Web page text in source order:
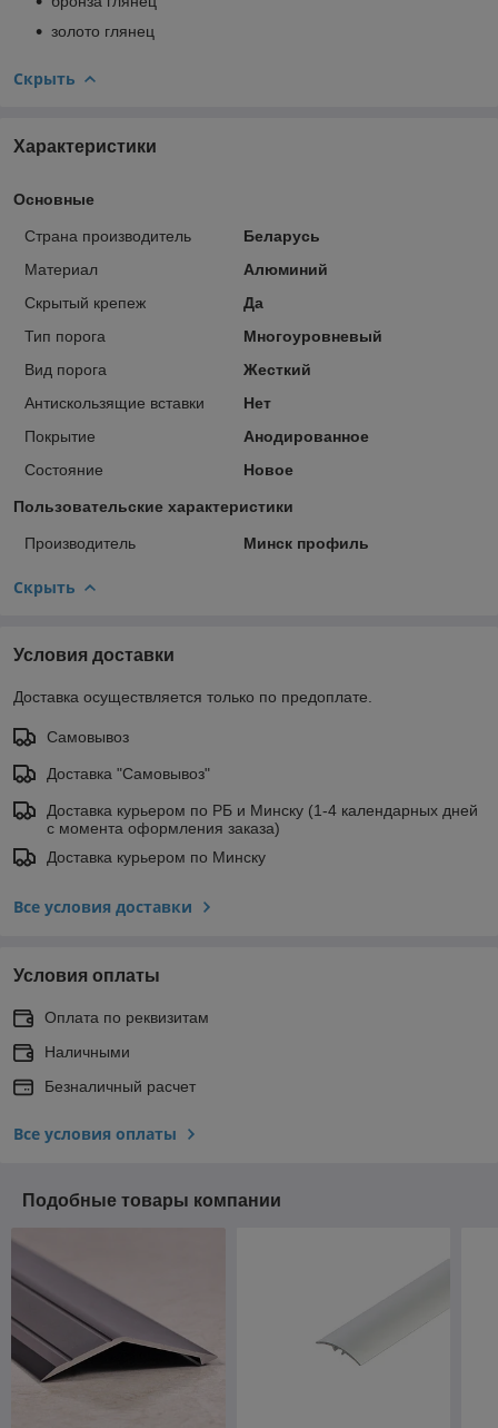
золото глянец
Скрыть
Характеристики
Основные
Страна производитель
Беларусь
Материал
Алюминий
Скрытый крепеж
Да
Тип порога
Многоуровневый
Вид порога
Жесткий
Антискользящие вставки
Нет
Покрытие
Анодированное
Состояние
Новое
Пользовательские характеристики
Производитель Минск профиль
Скрыть
Условия доставки
Доставка осуществляется только по предоплате.
Самовывоз
Доставка "Самовывоз"
Доставка курьером по РБ и Минску (1-4 календарных дней
с момента оформления заказа)
Доставка курьером по Минску
Все условия доставки
Условия оплаты
Оплата по реквизитам
Наличными
Безналичный расчет
Все условия оплаты
Подобные товары компании